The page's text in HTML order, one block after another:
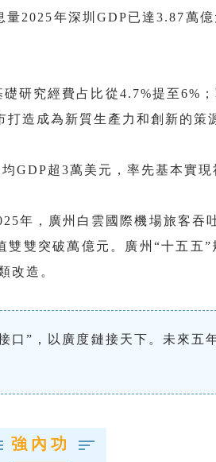
2025年深圳GDP已達3.87萬
研究經費占比從4.7%提至6%
造成為新質生產力和創新的策
GDP超3萬美元，率先基本實現
年，廣州白雲國際機場旅客
雙突破萬億元。廣州“十五五
改造。
”，以廣度鏈接天下。未來
強內功